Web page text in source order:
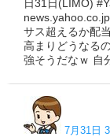
日31日(LIMO)
サス超えるか配
高まりどうなる
強そうだなｗ 自
7月31日